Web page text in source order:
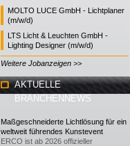
MOLTO LUCE GmbH - Lichtplaner
(m/w/d)
LTS Licht & Leuchten GmbH -
Lighting Designer (m/w/d)
Weitere Jobanzeigen >>
AKTUELLE
BRANCHENNEWS
Maßgeschneiderte Lichtlösung für ein
weltweit führendes Kunstevent
ERCO ist ab 2026 offizieller